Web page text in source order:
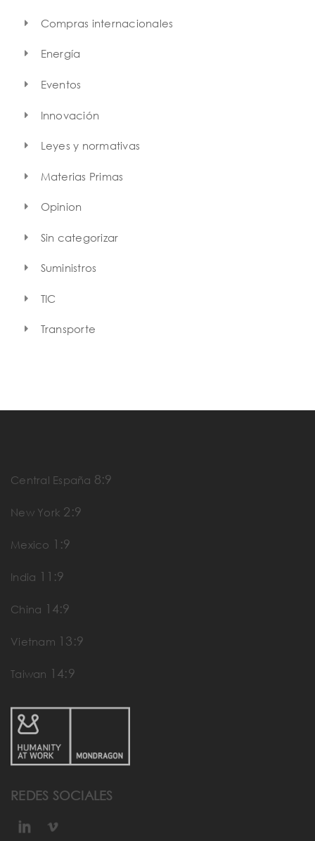
Compras internacionales
Energía
Eventos
Innovación
Leyes y normativas
Materias Primas
Opinion
Sin categorizar
Suministros
TIC
Transporte
Central España 8:9
New York 2:9
Mexico 1:9
India 11:9
China 14:9
Vietnam 13:9
Taiwan 14:9
REDES SOCIALES